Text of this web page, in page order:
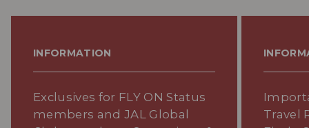
INFORMATION
Exclusives for FLY ON Status
members and JAL Global
Travel